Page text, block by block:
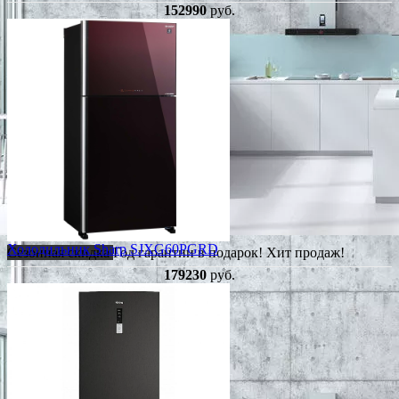
152990руб.
Сезонная скидкаГод гарантии в подарок!Хит продаж!
Холодильник Sharp SJXG60PGRD
179230 руб.